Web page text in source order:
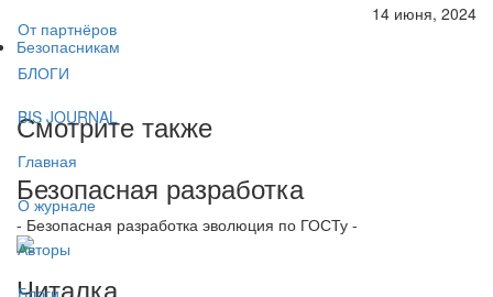
От партнёров
БЛОГИ
BIS JOURNAL
Главная
О журнале
Авторы
Блоги
14 июня, 2024
Безопасникам
Смотрите также
Безопасная разработка
- Безопасная разработка эволюция по ГОСТу -
Читалка